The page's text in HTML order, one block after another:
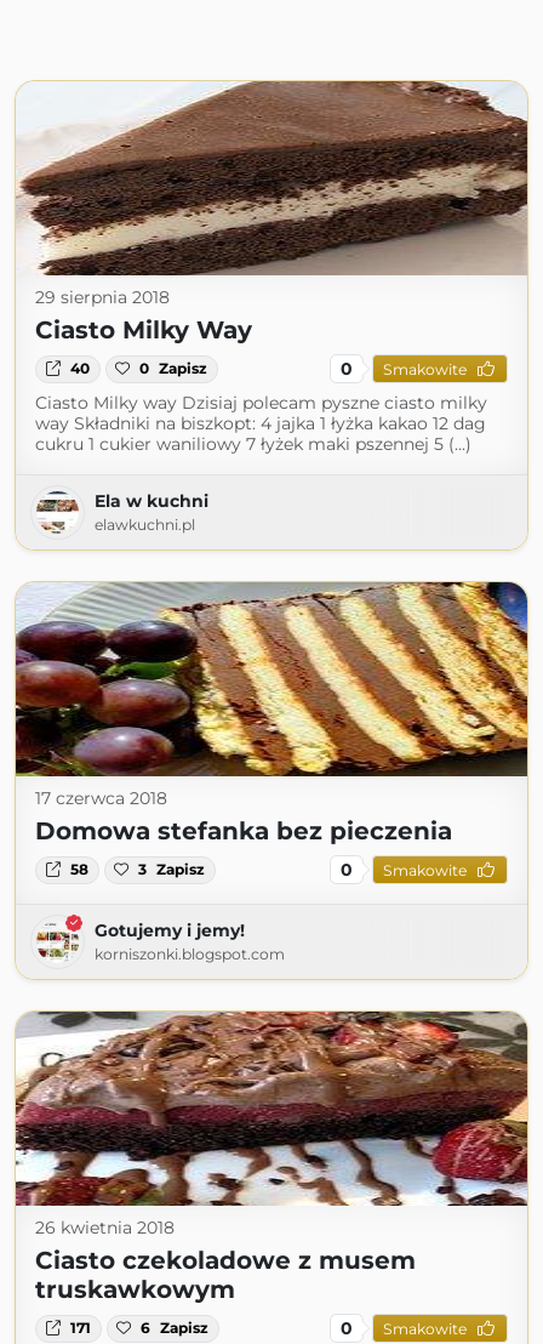
29 sierpnia 2018
Ciasto Milky Way
40 0 Zapisz 0 Smakowite
Ciasto Milky way Dzisiaj polecam pyszne ciasto milky
way Składniki na biszkopt: 4 jajka 1 łyżka kakao 12 dag
cukru 1 cukier waniliowy 7 łyżek maki pszennej 5 (...)
Ela w kuchni
elawkuchni.pl
17 czerwca 2018
Domowa stefanka bez pieczenia
58 3 Zapisz 0 Smakowite
Gotujemy i jemy!
korniszonki.blogspot.com
26 kwietnia 2018
Ciasto czekoladowe z musem
truskawkowym
171 6 Zapisz 0 Smakowite